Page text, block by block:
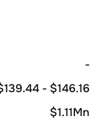
-
- $146.16
$1.11Mn